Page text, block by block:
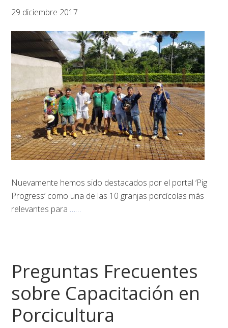
29 diciembre 2017
Nuevamente hemos sido destacados por el portal ‘Pig
Progress’ como una de las 10 granjas porcícolas más
relevantes para ……
Preguntas Frecuentes
sobre Capacitación en
Porcicultura